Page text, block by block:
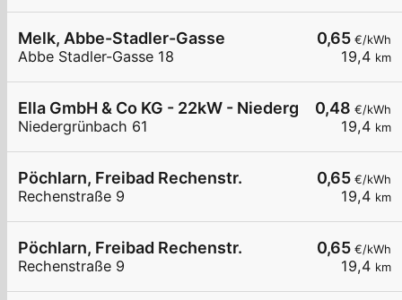
0,65 €/kWh
19,4 km
Melk, Abbe-Stadler-Gasse
Abbe Stadler-Gasse 18
0,48 €/kWh
19,4 km
Ella GmbH & Co KG - 22kW - Niedergrünbach -
Niedergrünbach 61
0,65 €/kWh
19,4 km
Pöchlarn, Freibad Rechenstr.
Rechenstraße 9
0,65 €/kWh
19,4 km
Pöchlarn, Freibad Rechenstr.
Rechenstraße 9